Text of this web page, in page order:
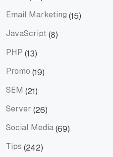
Email Marketing (15)
JavaScript(8)
PHP (13)
Promo (19)
SEM (21)
Server (26)
Social Media(69)
Tips (242)